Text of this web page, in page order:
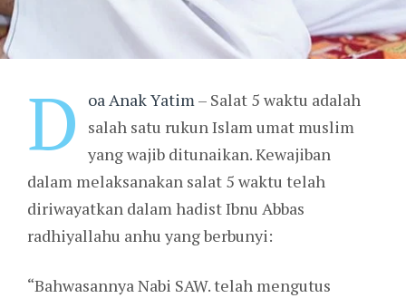
D oa Anak Yatim– Salat 5 waktu adalah
salah satu rukun Islam umat muslim
yang wajib ditunaikan. Kewajiban
dalam melaksanakan salat 5 waktu telah
diriwayatkan dalam hadist Ibnu Abbas
radhiyallahu anhu yang berbunyi:
“Bahwasannya Nabi SAW. telah mengutus